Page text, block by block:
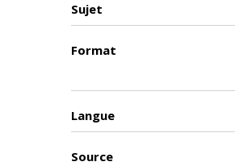
Sujet
Format
Langue
Source